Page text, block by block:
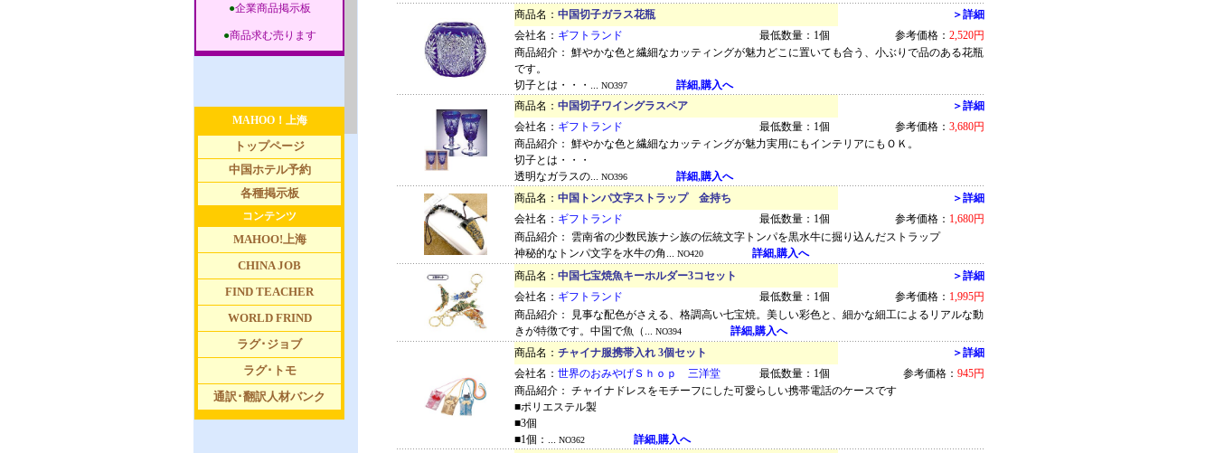
●企業商品掲示板
●商品求む売ります
MAHOO！上海
トップページ
中国ホテル予約
各種掲示板
コンテンツ
MAHOO!上海
CHINA JOB
FIND TEACHER
WORLD FRIND
ラグ･ジョブ
ラグ･トモ
通訳･翻訳人材バンク
商品名： 中国切子ガラス花瓶
＞詳細
会社名： ギフトランド 最低数量：1個 参考価格： 2,520円
商品紹介： 鮮やかな色と繊細なカッティングが魅力どこに置いても合う、小ぶりで品のある花瓶
です。
切子とは・・・... NO397
詳細,購入へ
商品名： 中国切子ワイングラスペア
＞詳細
会社名： ギフトランド 最低数量：1個 参考価格： 3,680円
商品紹介： 鮮やかな色と繊細なカッティングが魅力実用にもインテリアにもＯＫ。
切子とは・・・
透明なガラスの... NO396
詳細,購入へ
商品名： 中国トンパ文字ストラップ 金持ち
＞詳細
会社名： ギフトランド 最低数量：1個 参考価格： 1,680円
商品紹介： 雲南省の少数民族ナシ族の伝統文字トンパを黒水牛に掘り込んだストラップ
神秘的なトンパ文字を水牛の角... NO420
詳細,購入へ
商品名： 中国七宝焼魚キーホルダー3コセット
＞詳細
会社名： ギフトランド 最低数量：1個 参考価格： 1,995円
商品紹介： 見事な配色がさえる、格調高い七宝焼。美しい彩色と、細かな細工によるリアルな動
きが特徴です。中国で魚（... NO394
詳細,購入へ
商品名： チャイナ服携帯入れ 3個セット
＞詳細
会社名： 世界のおみやげＳｈｏｐ 三洋堂 最低数量：1個 参考価格： 945円
商品紹介： チャイナドレスをモチーフにした可愛らしい携帯電話のケースです
■ポリエステル製
■3個
■1個：... NO362
詳細,購入へ